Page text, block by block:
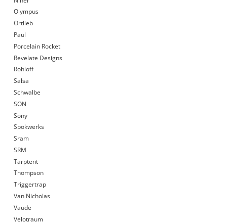
Olympus
Ortlieb
Paul
Porcelain Rocket
Revelate Designs
Rohloff
Salsa
Schwalbe
SON
Sony
Spokwerks
Sram
SRM
Tarptent
Thompson
Triggertrap
Van Nicholas
Vaude
Velotraum